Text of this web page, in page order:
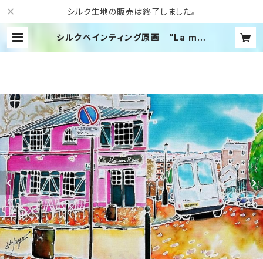
シルク生地の販売は終了しました。
シルクペインティング原画 ”La mai